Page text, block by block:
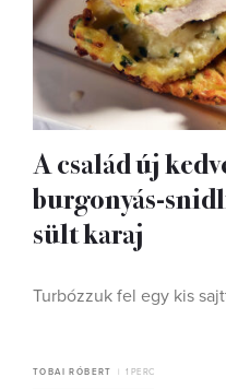
A család új
burgonyás-
sült karaj
Turbózzuk fel egy kis
TOBAI RÓBERT 1 PERC